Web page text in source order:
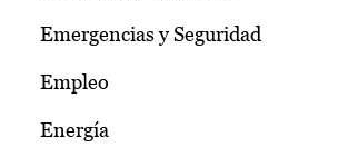
Emergencias y Seguridad
Empleo
Energía